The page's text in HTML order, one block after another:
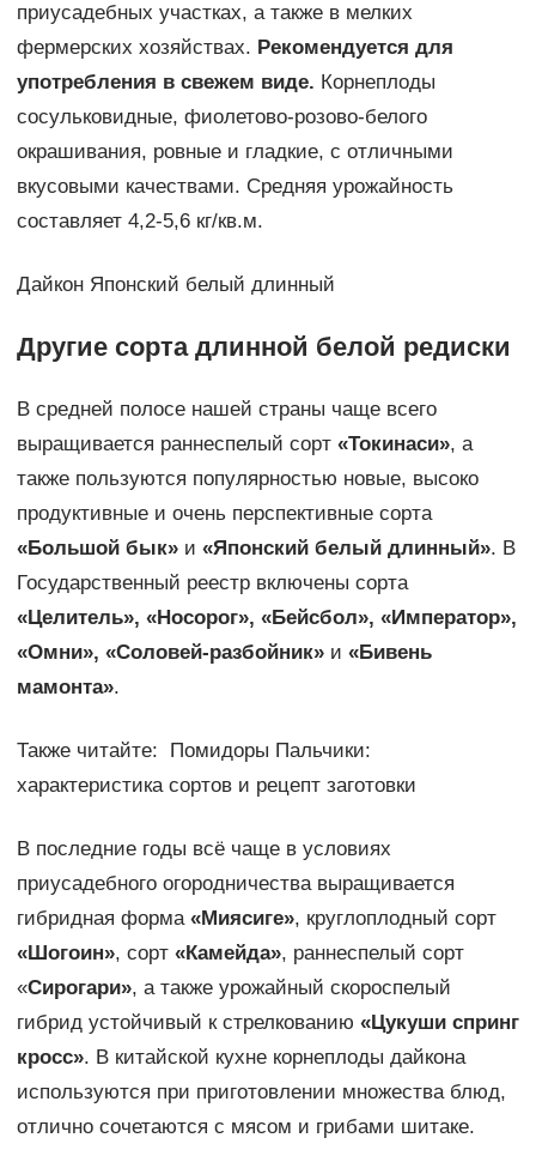
приусадебных участках, а также в мелких
фермерских хозяйствах. Рекомендуется для
употребления в свежем виде. Корнеплоды
сосульковидные, фиолетово-розово-белого
окрашивания, ровные и гладкие, с отличными
вкусовыми качествами. Средняя урожайность
составляет 4,2-5,6 кг/кв.м.
Дайкон Японский белый длинный
Другие сорта длинной белой редиски
В средней полосе нашей страны чаще всего
выращивается раннеспелый сорт «Токинаси», а
также пользуются популярностью новые, высоко
продуктивные и очень перспективные сорта
«Большой бык»и «Японский белый длинный». В
Государственный реестр включены сорта
«Целитель», «Носорог», «Бейсбол», «Император»,
«Омни», «Соловей-разбойник»и «Бивень
мамонта».
Также читайте: Помидоры Пальчики:
характеристика сортов и рецепт заготовки
В последние годы всё чаще в условиях
приусадебного огородничества выращивается
гибридная форма «Миясиге», круглоплодный сорт
«Шогоин», сорт «Камейда», раннеспелый сорт
«Сирогари», а также урожайный скороспелый
гибрид устойчивый к стрелкованию «Цукуши спринг
кросс». В китайской кухне корнеплоды дайкона
используются при приготовлении множества блюд,
отлично сочетаются с мясом и грибами шитаке.